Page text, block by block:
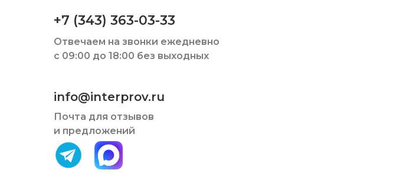
+7 (343) 363-03-33
info@interprov.ru
Отвечаем на звонки ежедневно
с 09:00 до 18:00 без выходных
Почта для отзывов
и предложений